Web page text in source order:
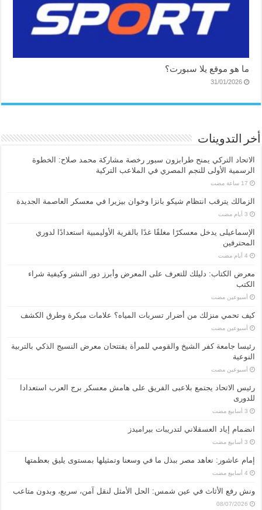
ما هو موقع يلا سبورت؟
31/01/2026
أخر التدوينات
الاتحاد التركي يمنح طرابزون سبور رخصة مشاركة محمد صلاح: الخطوة
الرسمية الأولى للنجم المصري في الملاعب التركية
الزمالك يترقب انتظام شيكو بانزا وخوان بيزيرا في معسكر العاصمة الجديدة
الإسماعیلی یدخل معسكرًا مغلقًا غدًا بالقرية الأوليمبية استعدادًا لدوري
المحترفين
معرض الكتاب: دليلك للتعرف على المعرض وأبرز دور النشر وكيفية شراء
الكتب
‏أسبوعين مضت
كيف تحمي منزلك من أضرار تسربات المياه؟ علامات مبكرة وطرق الكشف
‏أسبوعين مضت
رئيسا جامعة كفر الشيخ والقومي للمرأة يفتتحان معرض النسيج الذكي بالتربية
النوعية
‏أسبوعين مضت
رئيس الاتحاد يجتمع بلاعبى الفريق على هامش معسكر برج العرب استعدادا
للدورى
انضمام إياد العسقلاني لتدريبات بيراميدز
إمام عاشور: نعاهد مصر ببذل ما في وسعنا وتمثيلها بمستوى يليق بعظمتها
ونش رفع الأثاث في عين شمس: الحل الأمثل لنقل آمن، سريع، وبدون متاعب
08/07/2026